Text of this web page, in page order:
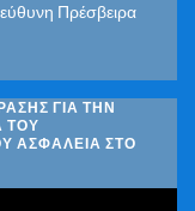
Πρέσβειρα
ΓΙΑ ΤΗΝ
ΤΟΥ
ΑΣΦΆΛΕΙΑ ΣΤΟ